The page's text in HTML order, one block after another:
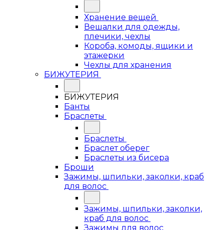
Хранение вещей
Вешалки для одежды,
плечики, чехлы
Короба, комоды, ящики и
этажерки
Чехлы для хранения
БИЖУТЕРИЯ
БИЖУТЕРИЯ
Банты
Браслеты
Браслеты
Браслет оберег
Браслеты из бисера
Броши
Зажимы, шпильки, заколки, краб
для волос
Зажимы, шпильки, заколки,
краб для волос
Зажимы для волос